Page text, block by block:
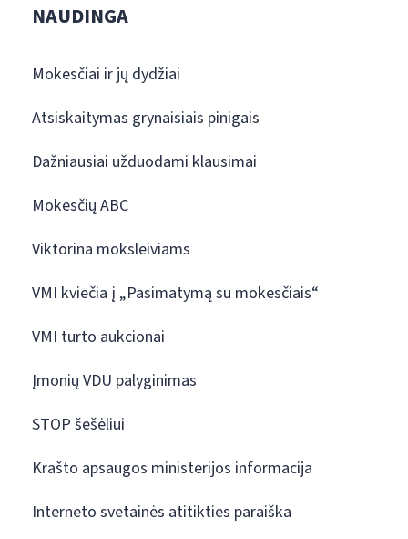
NAUDINGA
Mokesčiai ir jų dydžiai
Atsiskaitymas grynaisiais pinigais
Dažniausiai užduodami klausimai
Mokesčių ABC
Viktorina moksleiviams
VMI kviečia į „Pasimatymą su mokesčiais“
VMI turto aukcionai
Įmonių VDU palyginimas
STOP šešėliui
Krašto apsaugos ministerijos informacija
Interneto svetainės atitikties paraiška